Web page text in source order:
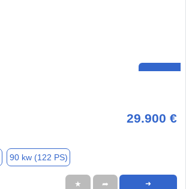
29.900 €
90 kw (122 PS)
★ ➦ ➜